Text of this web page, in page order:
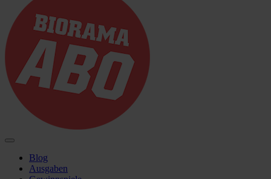
Blog
Ausgaben